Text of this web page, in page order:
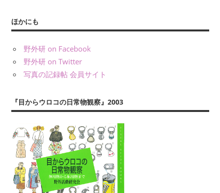
で
記
ほかにも
野外研 on Facebook
野外研 on Twitter
写真の記録帖 会員サイト
『目からウロコの日常物観察』2003